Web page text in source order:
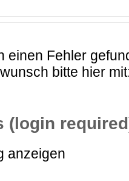
einen Fehler
bitte hier
(login
anzeigen